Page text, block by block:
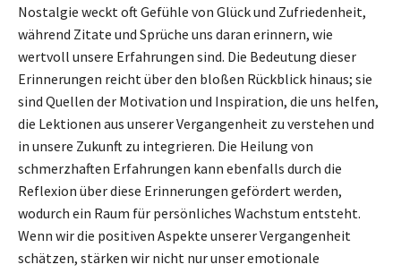
Nostalgie weckt oft Gefühle von Glück und Zufriedenheit,
während Zitate und Sprüche uns daran erinnern, wie
wertvoll unsere Erfahrungen sind. Die Bedeutung dieser
Erinnerungen reicht über den bloßen Rückblick hinaus; sie
sind Quellen der Motivation und Inspiration, die uns helfen,
die Lektionen aus unserer Vergangenheit zu verstehen und
in unsere Zukunft zu integrieren. Die Heilung von
schmerzhaften Erfahrungen kann ebenfalls durch die
Reflexion über diese Erinnerungen gefördert werden,
wodurch ein Raum für persönliches Wachstum entsteht.
Wenn wir die positiven Aspekte unserer Vergangenheit
schätzen, stärken wir nicht nur unser emotionale